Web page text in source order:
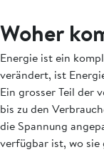
Woher
Energie ist ein
verändert, ist
Ein grosser Teil der
bis zu den
die Spannung
verfügbar ist, wo